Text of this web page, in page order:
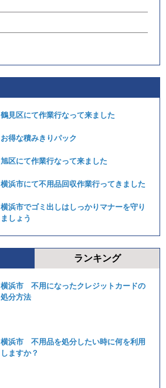
鶴見区にて作業行なって来ました
お得な積みきりパック
旭区にて作業行なって来ました
横浜市にて不用品回収作業行ってきました
横浜市でゴミ出しはしっかりマナーを守り
ましょう
ランキング
横浜市 不用になったクレジットカードの
処分方法
横浜市 不用品を処分したい時に何を利用
しますか？